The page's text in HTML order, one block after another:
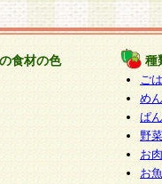
食材の色 種
ご
めん
ぱん
野
お
お